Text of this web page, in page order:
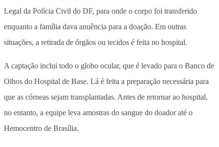
Legal da Polícia Civil do DF, para onde o corpo foi transferido
enquanto a família dava anuência para a doação. Em outras
situações, a retirada de órgãos ou tecidos é feita no hospital.
A captação inclui todo o globo ocular, que é levado para o Banco de
Olhos do Hospital de Base. Lá é feita a preparação necessária para
que as córneas sejam transplantadas. Antes de retornar ao hospital,
no entanto, a equipe leva amostras do sangue do doador até o
Hemocentro de Brasília.